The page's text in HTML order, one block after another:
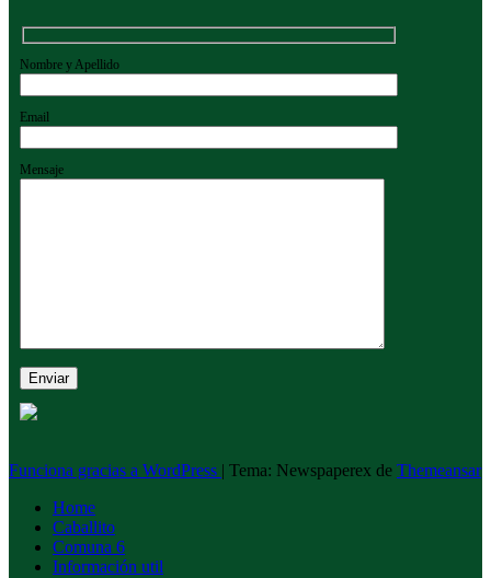
Nombre y Apellido
Email
Mensaje
Funciona gracias a WordPress | Tema: Newspaperex de Themeansar
Home
Caballito
Comuna 6
Información util